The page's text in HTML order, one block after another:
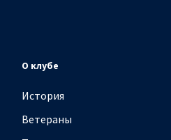
О клубе
История
Ветераны